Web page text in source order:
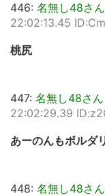
446: 名無し48さん
22:02:13.45
桃尻
447: 名無し48さん
22:02:29.39
あーのんもボルダ
448: 名無し48さん